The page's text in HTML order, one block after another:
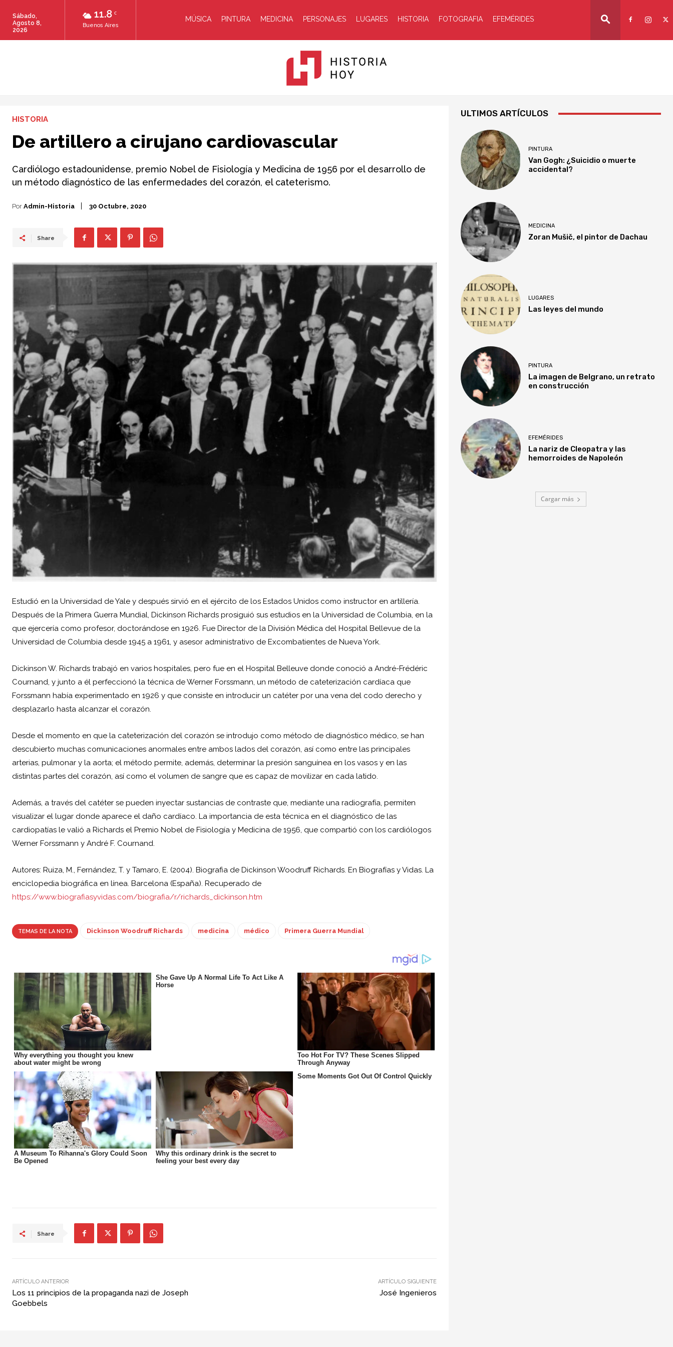
11.8 C
Buenos Aires
Sábado,
Agosto 8,
2026
MÚSICA PINTURA MEDICINA PERSONAJES LUGARES HISTORIA FOTOGRAFIA EFEMÉRIDES
HISTORIA
De artillero a cirujano cardiovascular
Cardiólogo estadounidense, premio Nobel de Fisiología y Medicina de 1956 por el desarrollo de
un método diagnóstico de las enfermedades del corazón, el cateterismo.
Por Admin-Historia 30 Octubre, 2020
Share
Estudió en la Universidad de Yale y después sirvió en el ejército de los Estados Unidos como instructor en artillería.
Después de la Primera Guerra Mundial, Dickinson Richards prosiguió sus estudios en la Universidad de Columbia, en la
que ejercería como profesor, doctorándose en 1926. Fue Director de la División Médica del Hospital Bellevue de la
Universidad de Columbia desde 1945 a 1961, y asesor administrativo de Excombatientes de Nueva York.
Dickinson W. Richards trabajó en varios hospitales, pero fue en el Hospital Belleuve donde conoció a André-Frédéric
Cournand, y junto a él perfeccionó la técnica de Werner Forssmann, un método de cateterización cardíaca que
Forssmann había experimentado en 1926 y que consiste en introducir un catéter por una vena del codo derecho y
desplazarlo hasta alcanzar el corazón.
Desde el momento en que la cateterización del corazón se introdujo como método de diagnóstico médico, se han
descubierto muchas comunicaciones anormales entre ambos lados del corazón, así como entre las principales
arterias, pulmonar y la aorta; el método permite, además, determinar la presión sanguínea en los vasos y en las
distintas partes del corazón, así como el volumen de sangre que es capaz de movilizar en cada latido.
Además, a través del catéter se pueden inyectar sustancias de contraste que, mediante una radiografía, permiten
visualizar el lugar donde aparece el daño cardíaco. La importancia de esta técnica en el diagnóstico de las
cardiopatías le valió a Richards el Premio Nobel de Fisiología y Medicina de 1956, que compartió con los cardiólogos
Werner Forssmann y André F. Cournand.
Autores: Ruiza, M., Fernández, T. y Tamaro, E. (2004). Biografia de Dickinson Woodruff Richards. En Biografías y Vidas. La
enciclopedia biográfica en línea. Barcelona (España). Recuperado de
https://www.biografiasyvidas.com/biografia/r/richards_dickinson.htm
TEMAS DE LA NOTA Dickinson Woodruff Richards medicina médico Primera Guerra Mundial
Share
ARTÍCULO ANTERIOR
Los 11 principios de la propaganda nazi de Joseph
Goebbels
ARTÍCULO SIGUIENTE
José Ingenieros
ULTIMOS ARTÍCULOS
PINTURA
Van Gogh: ¿Suicidio o muerte
accidental?
MEDICINA
Zoran Mušič, el pintor de Dachau
LUGARES
Las leyes del mundo
PINTURA
La imagen de Belgrano, un retrato
en construcción
EFEMÉRIDES
La nariz de Cleopatra y las
hemorroides de Napoleón
Cargar más